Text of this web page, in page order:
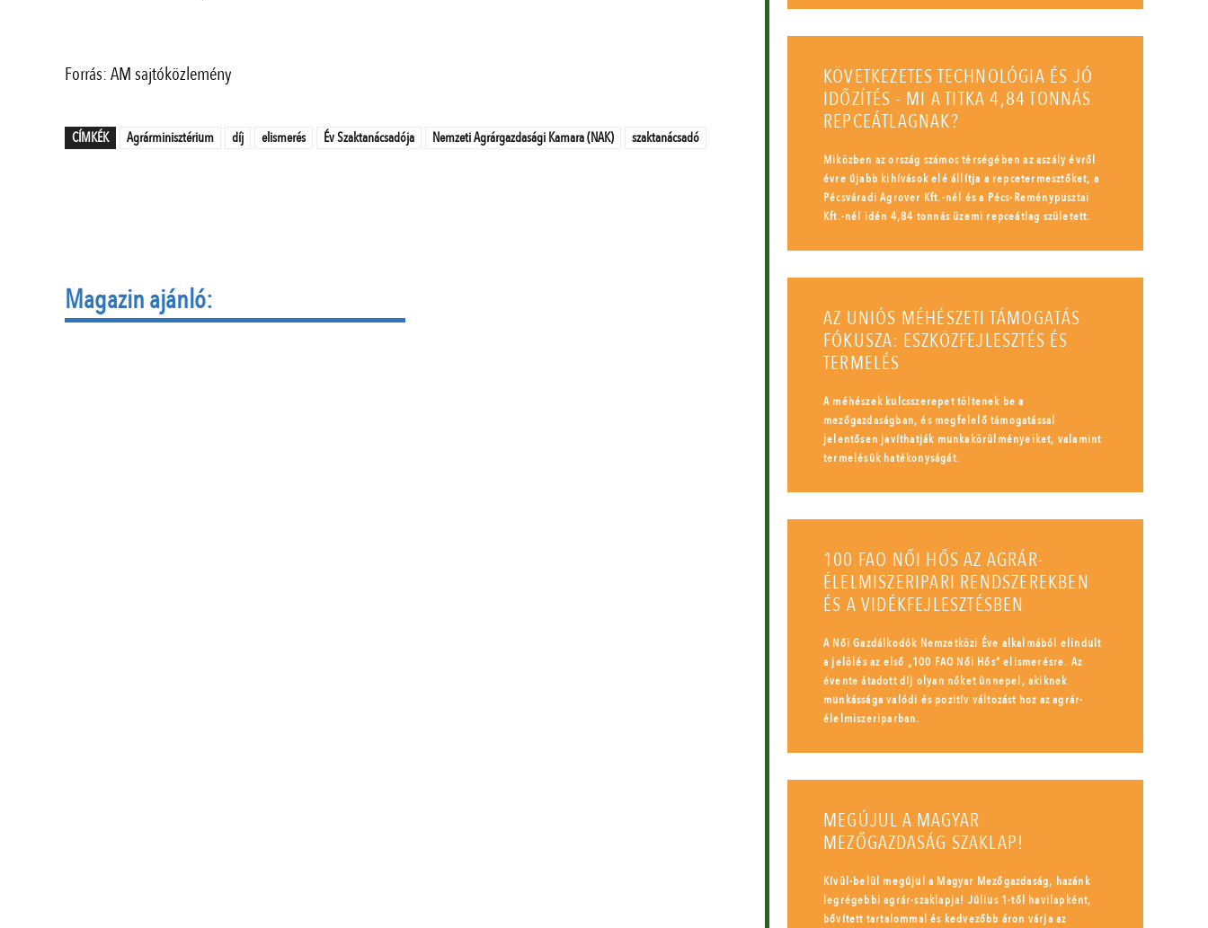
Forrás: AM sajtóközlemény
CÍMKÉK Agrárminisztérium díj elismerés Év Szaktanácsadója Nemzeti Agrárgazdasági Kamara (NAK) szaktanácsadó
Magazin ajánló:
KÖVETKEZETES TECHNOLÓGIA ÉS JÓ
IDŐZÍTÉS - MI A TITKA 4,84 TONNÁS
REPCEÁTLAGNAK?
Miközben az ország számos térségében az aszály évről
évre újabb kihívások elé állítja a repcetermesztőket, a
Pécsváradi Agrover Kft.-nél és a Pécs-Reménypusztai
Kft.-nél idén 4,84 tonnás üzemi repceátlag született.
AZ UNIÓS MÉHÉSZETI TÁMOGATÁS
FÓKUSZA: ESZKÖZFEJLESZTÉS ÉS
TERMELÉS
A méhészek kulcsszerepet töltenek be a
mezőgazdaságban, és megfelelő támogatással
jelentősen javíthatják munkakörülményeiket, valamint
termelésük hatékonyságát.
100 FAO NŐI HŐS AZ AGRÁR-
ÉLELMISZERIPARI RENDSZEREKBEN
ÉS A VIDÉKFEJLESZTÉSBEN
A Női Gazdálkodók Nemzetközi Éve alkalmából elindult
a jelölés az első „100 FAO Női Hős” elismerésre. Az
évente átadott díj olyan nőket ünnepel, akiknek
munkássága valódi és pozitív változást hoz az agrár-
élelmiszeriparban.
MEGÚJUL A MAGYAR
MEZŐGAZDASÁG SZAKLAP!
Kívül-belül megújul a Magyar Mezőgazdaság, hazánk
legrégebbi agrár-szaklapja! Július 1-től havilapként,
bővített tartalommal és kedvezőbb áron várja az